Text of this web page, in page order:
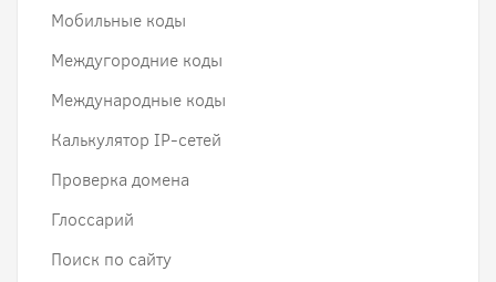
Мобильные коды
Междугородние коды
Международные коды
Калькулятор IP-сетей
Проверка домена
Глоссарий
Поиск по сайту